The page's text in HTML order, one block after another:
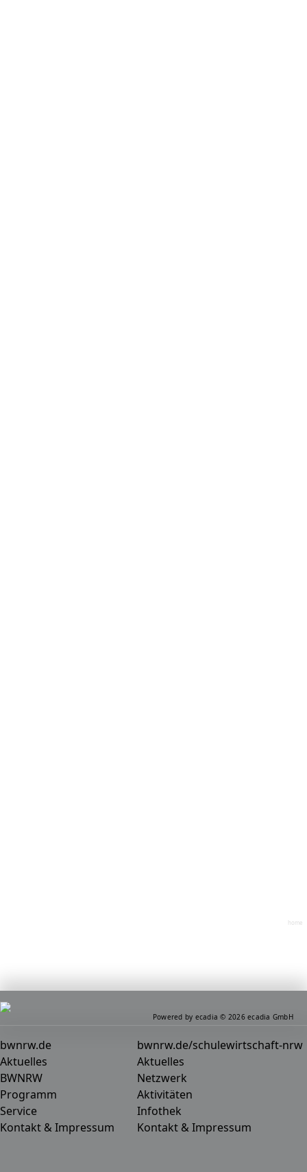
home
bwnrw.de
Aktuelles
BWNRW
Programm
Service
Kontakt & Impressum
bwnrw.de/schulewirtschaft-nrw
Aktuelles
Netzwerk
Aktivitäten
Infothek
Kontakt & Impressum
Powered by ecadia © 2026 ecadia GmbH